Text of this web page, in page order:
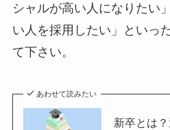
シャルが高い人になりたい
い人を採用したい」といっ
て下さい。
あわせて読みたい
新卒とは